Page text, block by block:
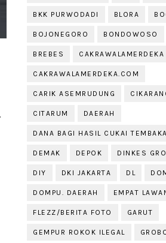
BKK PURWODADI BLORA
BOJONEGORO BONDOWOSO
BREBES CAKRAWALAMERDEKA
CAKRAWALAMERDEKA.COM
CARIK ASEMRUDUNG
CITARUM DAERAH
DANA BAGI HASIL CUKAI
DEMAK DEPOK DINKES
DIY DKI JAKARTA DL
DOMPU. DAERAH EMPAT
FLEZZ/BERITA FOTO GARUT
GEMPUR ROKOK ILEGAL